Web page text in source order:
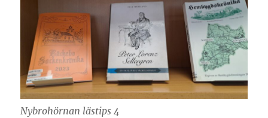
Nybrohörnan lästips 4